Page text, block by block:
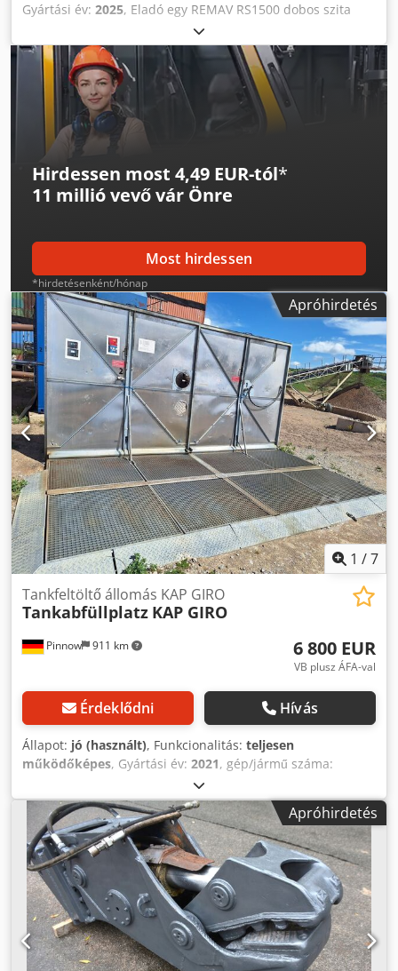
Gyártási év: 2025, Eladó egy REMAV RS1500 dobos szita
kevés üzemórával – újszerű állapotban. Dkjdpfxjzd D Uqs
Anksr
Hirdessen most 4,49 EUR-tól*
11 millió vevővár Önre
Most hirdessen
*hirdetésenként/hónap
Apróhirdetés
1 /7
Pinnow 911 km
Tankfeltöltő állomás KAP GIRO
Tankabfüllplatz KAP GIRO
6 800 EUR
VB plusz ÁFA-val
Érdeklődni Hívás
Állapot: jó (használt), Funkcionalitás: teljesen
működőképes, Gyártási év: 2021, gép/jármű száma:
, SEPPELER – Tartályfeltöltő állomás Tengelyterhelés
max.: 6 500 kg Megengedett össztömeg (járható): 40 000 kg
Visszatartó kapacitás kádanként (2 db): 180 l Dksdpfx Aozck
Aaenksr
Apróhirdetés